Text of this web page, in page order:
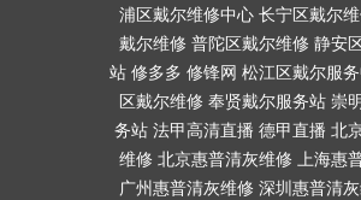
浦区戴尔维修中心 长宁区戴尔
戴尔维修 普陀区戴尔维修 静安
站 修多多 修锋网 松江区戴尔服
区戴尔维修 奉贤戴尔服务站 崇
务站 法甲高清直播 德甲直播 北
维修 北京惠普清灰维修 上海惠
广州惠普清灰维修 深圳惠普清